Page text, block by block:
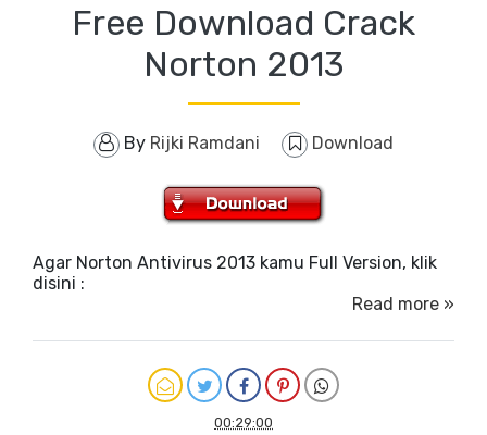
Free Download Crack
Norton 2013
By Rijki Ramdani Download
Agar Norton Antivirus 2013 kamu Full Version, klik
disini :
Read more »
00:29:00